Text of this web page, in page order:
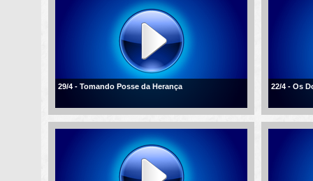
29/4 - Tomando Posse da Herança 22/4 - Os